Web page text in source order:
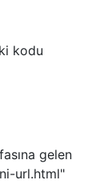
kodu
gelen
url.html"